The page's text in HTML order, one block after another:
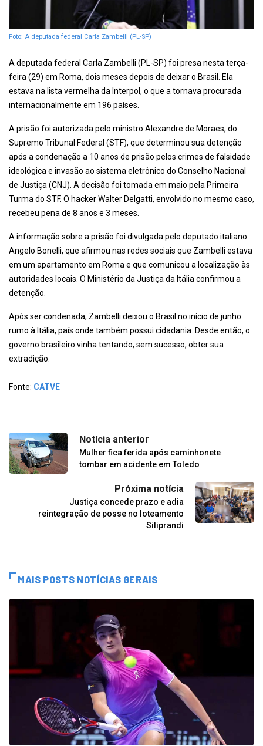
Foto: A deputada federal Carla Zambelli (PL-SP)
A deputada federal Carla Zambelli (PL-SP) foi presa nesta terça-
feira (29) em Roma, dois meses depois de deixar o Brasil. Ela
estava na lista vermelha da Interpol, o que a tornava procurada
internacionalmente em 196 países.
A prisão foi autorizada pelo ministro Alexandre de Moraes, do
Supremo Tribunal Federal (STF), que determinou sua detenção
após a condenação a 10 anos de prisão pelos crimes de falsidade
ideológica e invasão ao sistema eletrônico do Conselho Nacional
de Justiça (CNJ). A decisão foi tomada em maio pela Primeira
Turma do STF. O hacker Walter Delgatti, envolvido no mesmo caso,
recebeu pena de 8 anos e 3 meses.
A informação sobre a prisão foi divulgada pelo deputado italiano
Angelo Bonelli, que afirmou nas redes sociais que Zambelli estava
em um apartamento em Roma e que comunicou a localização às
autoridades locais. O Ministério da Justiça da Itália confirmou a
detenção.
Após ser condenada, Zambelli deixou o Brasil no início de junho
rumo à Itália, país onde também possui cidadania. Desde então, o
governo brasileiro vinha tentando, sem sucesso, obter sua
extradição.
Fonte: CATVE
Notícia anterior
Mulher fica ferida após caminhonete
tombar em acidente em Toledo
Próxima notícia
Justiça concede prazo e adia
reintegração de posse no loteamento
Siliprandi
MAIS POSTS NOTÍCIAS GERAIS